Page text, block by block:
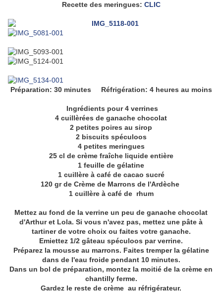
Recette des meringues: CLIC
Préparation: 30 minutes Réfrigération: 4 heures au moins
Ingrédients pour 4 verrines
4 cuillèrées de ganache chocolat
2 petites poires au sirop
2 biscuits spéculoos
4 petites meringues
25 cl de crème fraîche liquide entière
1 feuille de gélatine
1 cuillère à café de cacao sucré
120 gr de Crème de Marrons de l'Ardèche
1 cuillère à café de rhum
Mettez au fond de la verrine un peu de ganache chocolat
d'Arthur et Lola. Si vous n'avez pas, mettez une pâte à
tartiner de votre choix ou faites votre ganache.
Emiettez 1/2 gâteau spéculoos par verrine.
Préparez la mousse au marrons. Faites tremper la gélatine
dans de l'eau froide pendant 10 minutes.
Dans un bol de préparation, montez la moitié de la crème en
chantilly ferme.
Gardez le reste de crème au réfrigérateur.